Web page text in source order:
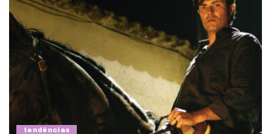
tendências